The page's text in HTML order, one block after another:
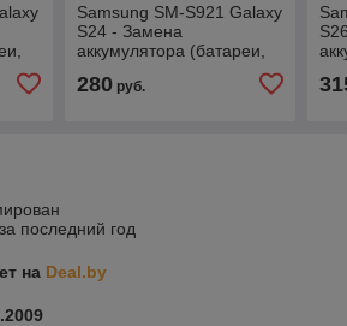
Samsung SM-S921 Galaxy
S24 - Замена
аккумулятора (батареи,
280руб.
последний год
на Deal.by